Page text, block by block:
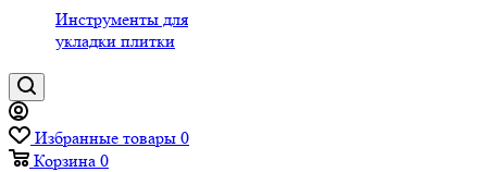
Инструменты для
укладки плитки
Избранные товары 0
Корзина 0